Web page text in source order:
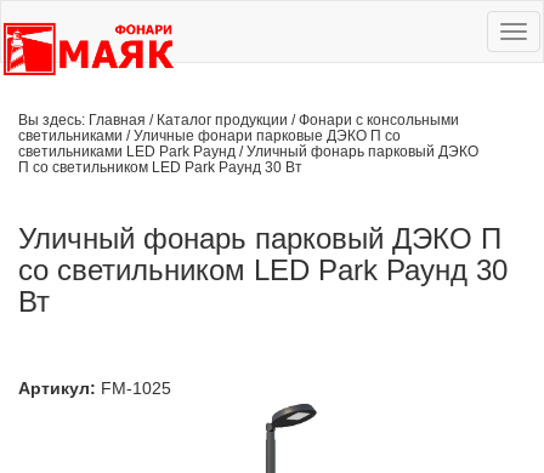
Вы здесь: Главная / Каталог продукции /Фонари с консольными
светильниками /Уличные фонари парковые ДЭКО П со
светильниками LED Park Раунд /Уличный фонарь парковый ДЭКО
П со светильником LED Park Раунд 30 Вт
Уличный фонарь парковый ДЭКО П
со светильником LED Park Раунд 30
Вт
Артикул: FM-1025